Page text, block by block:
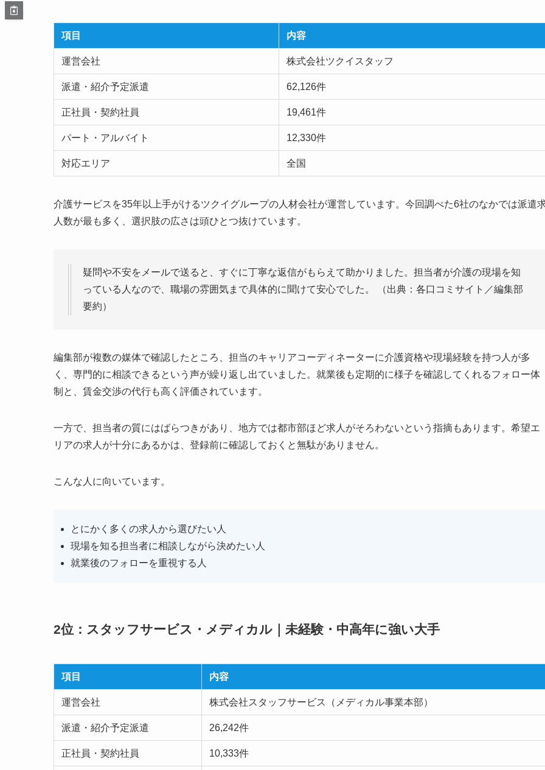
項目 内容
運営会社 株式会社ツクイスタッフ
派遣・紹介予定派遣 62,126件
正社員・契約社員 19,461件
パート・アルバイト 12,330件
対応エリア 全国
介護サービスを35年以上手がけるツクイグループの人材会社が運営しています。今回調べた6社のなかでは派遣
人数が最も多く、選択肢の広さは頭ひとつ抜けています。
疑問や不安をメールで送ると、すぐに丁寧な返信がもらえて助かりました。担当者が介護の現場を知
っている人なので、職場の雰囲気まで具体的に聞けて安心でした。 （出典：各口コミサイト／編集部
要約）
編集部が複数の媒体で確認したところ、担当のキャリアコーディネーターに介護資格や現場経験を持つ人が多
く、専門的に相談できるという声が繰り返し出ていました。就業後も定期的に様子を確認してくれるフォロー体
制と、賃金交渉の代行も高く評価されています。
一方で、担当者の質にはばらつきがあり、地方では都市部ほど求人がそろわないという指摘もあります。希望エ
リアの求人が十分にあるかは、登録前に確認しておくと無駄がありません。
こんな人に向いています。
とにかく多くの求人から選びたい人
現場を知る担当者に相談しながら決めたい人
就業後のフォローを重視する人
2位：スタッフサービス・メディカル｜未経験・中高年に強い大手
項目 内容
運営会社 株式会社スタッフサービス（メディカル事業本部）
派遣・紹介予定派遣 26,242件
正社員・契約社員 10,333件